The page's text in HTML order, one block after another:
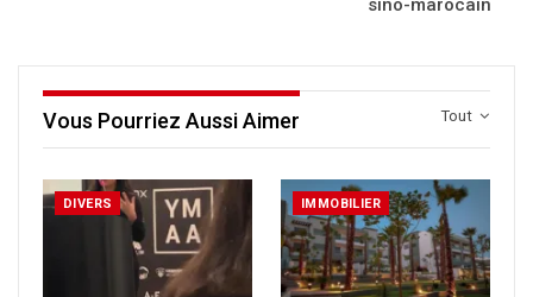
Tout
Vous Pourriez Aussi Aimer
DIVERS IMMOBILIER